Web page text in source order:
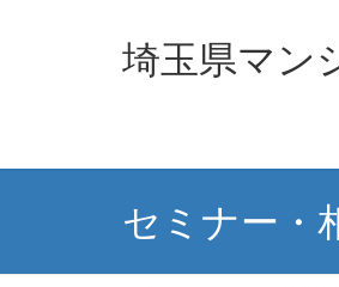
埼玉県マ
セミナー